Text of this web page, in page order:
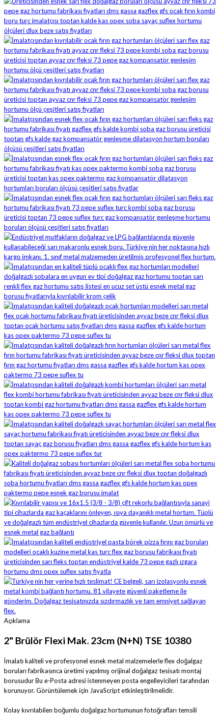
Açıklama
2" Brülör Flexi Mak. 23cm (N+N) TSE 10380
İmalatı kaliteli ve profesyonel esnek metal malzemelerle flex doğalgaz
boruları fabrikasınca üretimi yapılmış orijinal doğalgaz tesisatı montaj
borusudurBu e-Posta adresi istenmeyen posta engelleyicileri tarafından
korunuyor. Görüntülemek için JavaScript etkinleştirilmelidir.
Kolay kıvrılabilen boğumlu doğalgaz hortumunun fotoğrafları temsili